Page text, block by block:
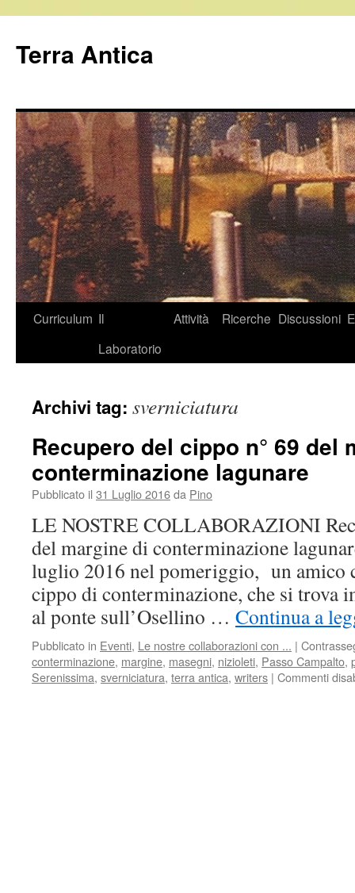
contenuto
Terra Antica
Curriculum Il
Laboratorio
Attività Ricerche Discussioni
Archivi tag: sverniciatura
Recupero del cippo n° 69 del
conterminazione lagunare
Pubblicato il 31 Luglio 2016da Pino
LE NOSTRE COLLABORAZIONI
del margine di conterminazione
luglio 2016 nel pomeriggio, un amico
cippo di conterminazione, che si trova
al ponte sull’Osellino … Continua a
Pubblicato in Eventi, Le nostre collaborazioni con ... |
conterminazione, margine, masegni, nizioleti, Passo Campalto,
Serenissima, sverniciatura, terra antica, writers | Commenti